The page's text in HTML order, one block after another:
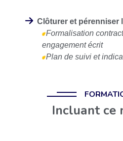
Clôturer et pérenniser
Formalisation
engagement écrit
Plan de suivi et
Incluant ce